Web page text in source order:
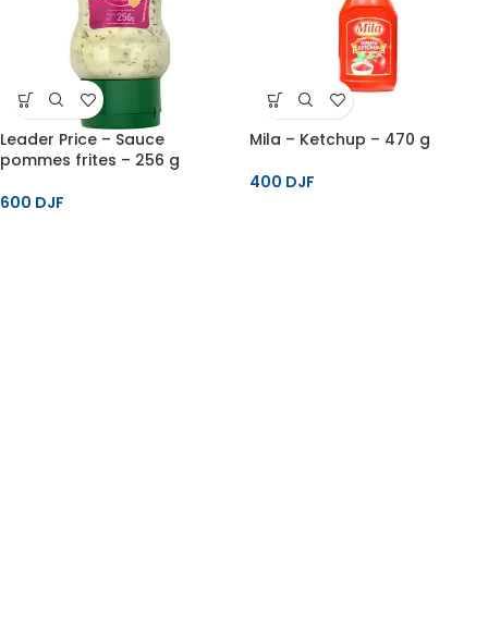
Leader Price – Sauce
pommes frites – 256 g
600 DJF
Mila – Ketchup – 470 g
400 DJF